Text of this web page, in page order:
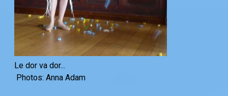
Le dor va dor...
Photos: Anna Adam